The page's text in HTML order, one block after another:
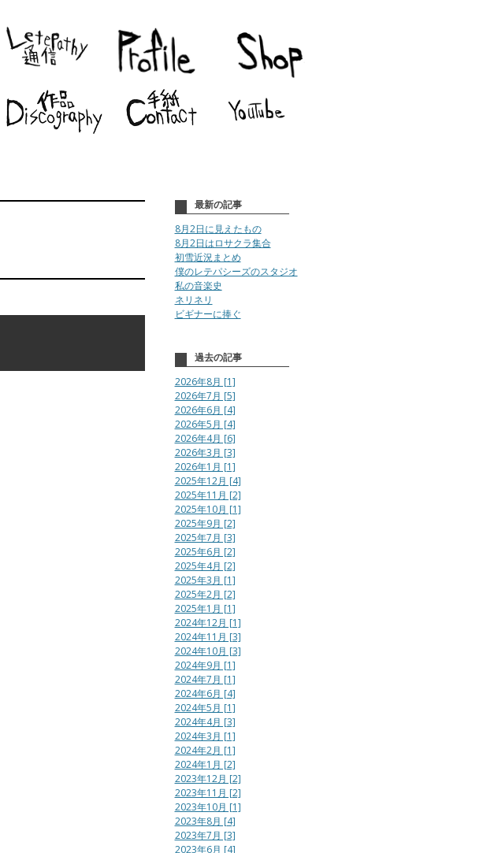
最新の記事
8月2日に見えたもの
8月2日はロサクラ集合
初雪近況まとめ
僕のレテパシーズのスタジオ
私の音楽史
ネリネリ
ビギナーに捧ぐ
過去の記事
2026年8月 [1]
2026年7月 [5]
2026年6月 [4]
2026年5月 [4]
2026年4月 [6]
2026年3月 [3]
2026年1月 [1]
2025年12月 [4]
2025年11月 [2]
2025年10月 [1]
2025年9月 [2]
2025年7月 [3]
2025年6月 [2]
2025年4月 [2]
2025年3月 [1]
2025年2月 [2]
2025年1月 [1]
2024年12月 [1]
2024年11月 [3]
2024年10月 [3]
2024年9月 [1]
2024年7月 [1]
2024年6月 [4]
2024年5月 [1]
2024年4月 [3]
2024年3月 [1]
2024年2月 [1]
2024年1月 [2]
2023年12月 [2]
2023年11月 [2]
2023年10月 [1]
2023年8月 [4]
2023年7月 [3]
2023年6月 [4]